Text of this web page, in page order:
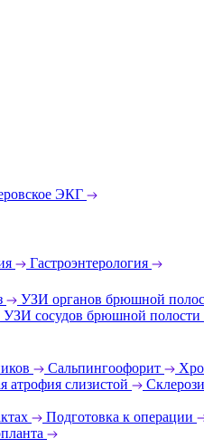
ЭКГ
Гастроэнтерология
УЗИ органов брюшной
УЗИ сосудов брюшной полости
Сальпингоофорит
атрофия слизистой
Подготовка к операции